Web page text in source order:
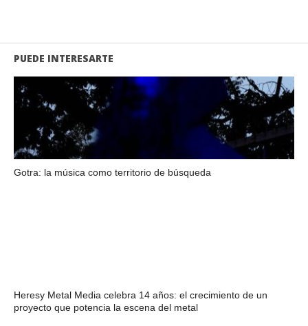
PUEDE INTERESARTE
Gotra: la música como territorio de búsqueda
Heresy Metal Media celebra 14 años: el crecimiento de un
proyecto que potencia la escena del metal